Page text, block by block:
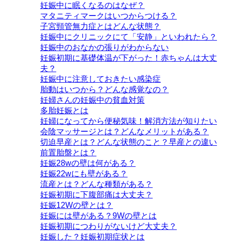
妊娠中に眠くなるのはなぜ？
マタニティマークはいつからつける？
子宮頸管無力症とはどんな状態？
妊娠中にクリニックにて「安静」といわれたら？
妊娠中のおなかの張りがわからない
妊娠初期に基礎体温が下がった！赤ちゃんは大丈
夫？
妊娠中に注意しておきたい感染症
胎動はいつから？どんな感覚なの？
妊婦さんの妊娠中の貧血対策
多胎妊娠とは
妊婦になってから便秘気味！解消方法が知りたい
会陰マッサージとは？どんなメリットがある？
切迫早産とは？どんな状態のこと？早産との違い
前置胎盤とは？
妊娠28wの壁は何がある？
妊娠22wにも壁がある？
流産とは？どんな種類がある？
妊娠初期に下腹部痛は大丈夫？
妊娠12Wの壁とは？
妊娠には壁がある？9Wの壁とは
妊娠初期につわりがないけど大丈夫？
妊娠した？妊娠初期症状とは